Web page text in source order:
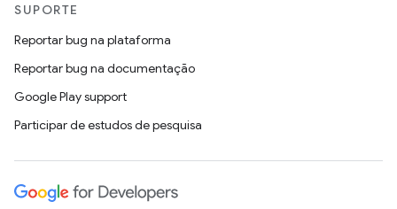
SUPORTE
Reportar bug na plataforma
Reportar bug na documentação
Google Play support
Participar de estudos de pesquisa